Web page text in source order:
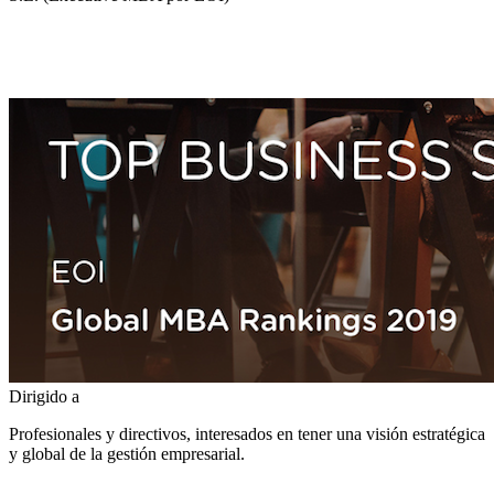
Dirigido a
Profesionales y directivos, interesados en tener una visión estratégica
y global de la gestión empresarial.